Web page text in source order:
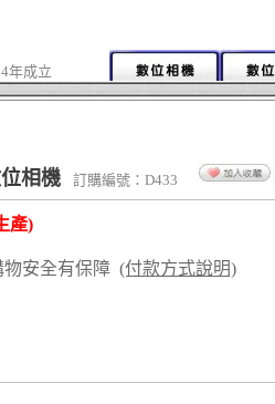
年成立
相機 訂購編號：D433
產)
安全有保障 (付款方式說明)